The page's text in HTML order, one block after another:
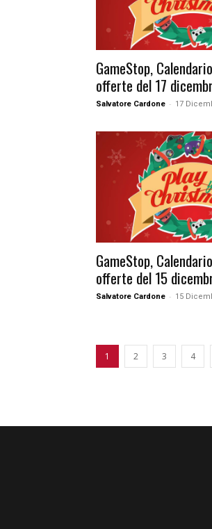
GameStop,
offerte del 17
Salvatore Cardone - 17
GameStop,
offerte del 15
Salvatore Cardone - 15
1 2 3 4